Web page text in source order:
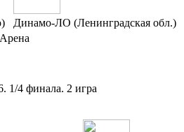
Динамо-ЛО (Ленинградская обл.)
1/4 финала. 2 игра